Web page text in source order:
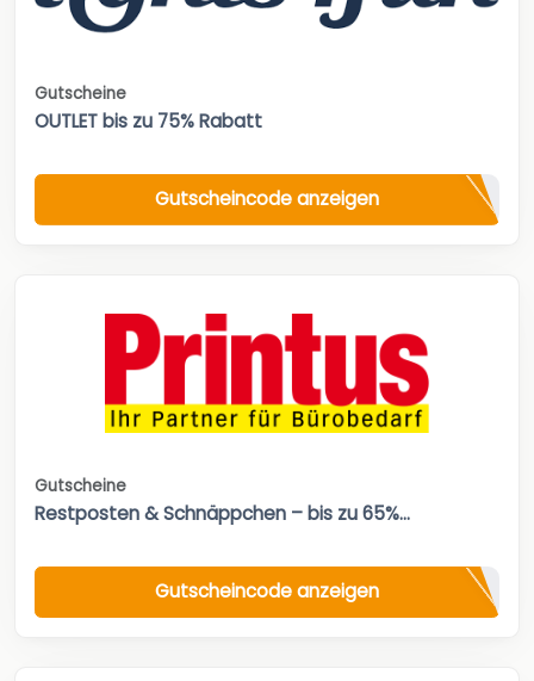
Gutscheine
OUTLET bis zu 75% Rabatt
Gutscheincode anzeigen
Gutscheine
Restposten & Schnäppchen – bis zu 65%...
Gutscheincode anzeigen